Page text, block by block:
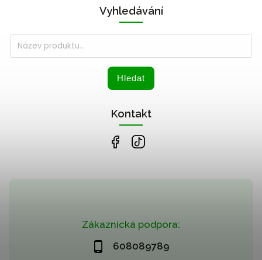
Zákaznická podpora:
608089789
Vyhledávání
Hledat
Kontakt